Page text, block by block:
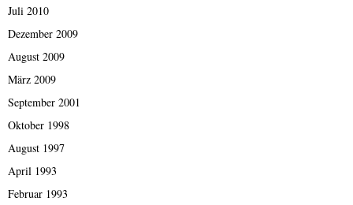
Juli 2010
Dezember 2009
August 2009
März 2009
September 2001
Oktober 1998
August 1997
April 1993
Februar 1993